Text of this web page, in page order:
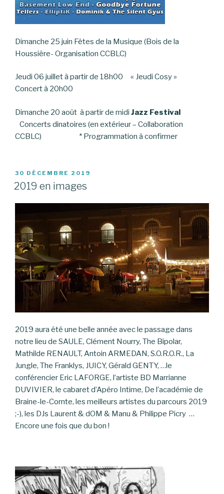
Dimanche 25 juin Fêtes de la Musique (Bois de la
Houssière- Organisation CCBLC)
Jeudi 06 juillet à partir de 18h00 « Jeudi Cosy »
Concert à 20h00
Dimanche 20 août à partir de midi Jazz Festival
Concerts dinatoires (en extérieur – Collaboration
CCBLC) * Programmation à confirmer
PUBLIÉ
LE
30 DÉCEMBRE 2019
2019 en images
2019 aura été une belle année avec le passage dans
notre lieu de SAULE, Clément Nourry, The Bipolar,
Mathilde RENAULT, Antoin ARMEDAN, S.O.R.O.R., La
Jungle, The Franklys, JUICY, Gérald GENTY, …le
conférencier Eric LAFORGE, l’artiste BD Marrianne
DUVIVIER, le cabaret d’Apéro Intime, De l’académie de
Braine-le-Comte, les meilleurs artistes du parcours 2019
;-), les DJs Laurent & dOM & Manu & Philippe Picry …
Encore une fois que du bon !